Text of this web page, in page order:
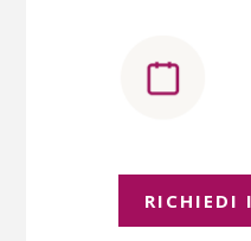
RICHIEDI